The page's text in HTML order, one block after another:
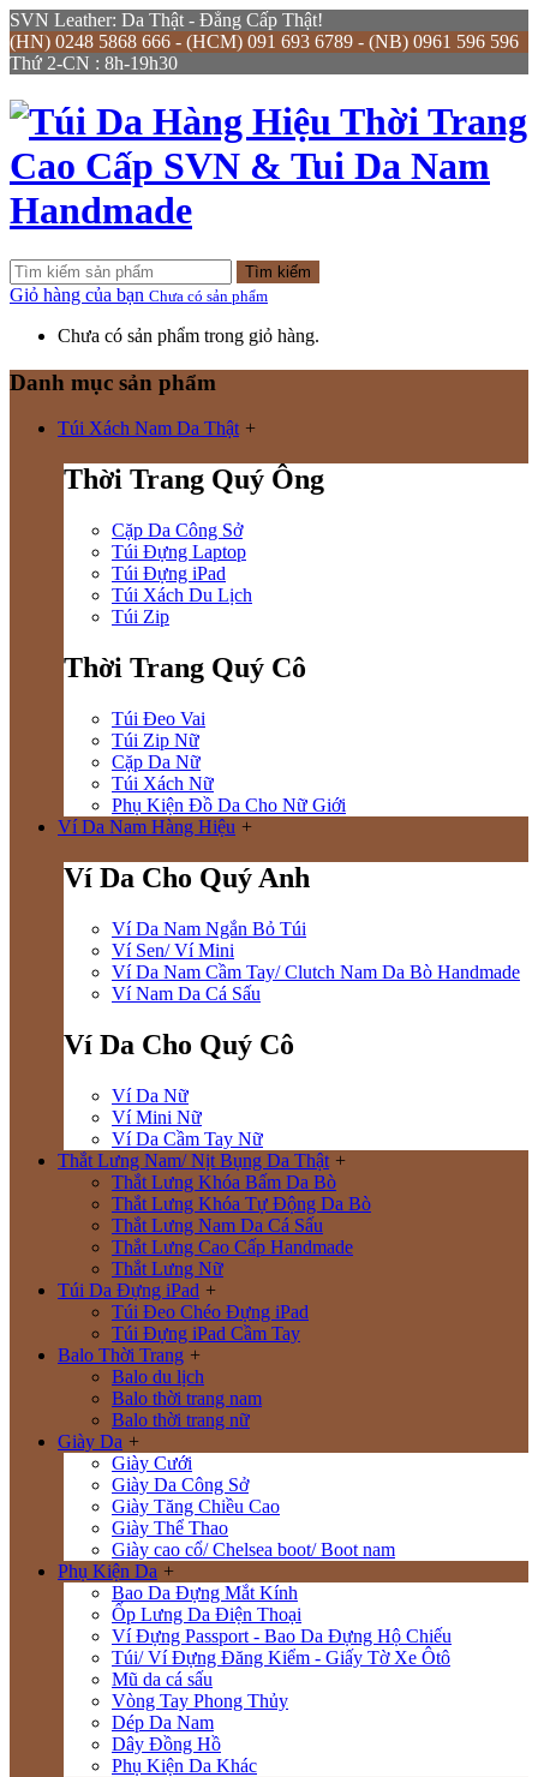
SVN Leather: Da Thật - Đẳng Cấp Thật!
(HN) 0248 5868 666 - (HCM) 091 693 6789 - (NB) 0961 596 596
Thứ 2-CN : 8h-19h30
Tìm kiếm
Giỏ hàng của bạn Chưa có sản phẩm
Chưa có sản phẩm trong giỏ hàng.
Danh mục sản phẩm
Túi Xách Nam Da Thật +
Thời Trang Quý Ông
Cặp Da Công Sở
Túi Đựng Laptop
Túi Đựng iPad
Túi Xách Du Lịch
Túi Zip
Thời Trang Quý Cô
Túi Đeo Vai
Túi Zip Nữ
Cặp Da Nữ
Túi Xách Nữ
Phụ Kiện Đồ Da Cho Nữ Giới
Ví Da Nam Hàng Hiệu +
Ví Da Cho Quý Anh
Ví Da Nam Ngắn Bỏ Túi
Ví Sen/ Ví Mini
Ví Da Nam Cầm Tay/ Clutch Nam Da Bò Handmade
Ví Nam Da Cá Sấu
Ví Da Cho Quý Cô
Ví Da Nữ
Ví Mini Nữ
Ví Da Cầm Tay Nữ
Thắt Lưng Nam/ Nịt Bụng Da Thật +
Thắt Lưng Khóa Bấm Da Bò
Thắt Lưng Khóa Tự Động Da Bò
Thắt Lưng Nam Da Cá Sấu
Thắt Lưng Cao Cấp Handmade
Thắt Lưng Nữ
Túi Da Đựng iPad +
Túi Đeo Chéo Đựng iPad
Túi Đựng iPad Cầm Tay
Balo Thời Trang +
Balo du lịch
Balo thời trang nam
Balo thời trang nữ
Giày Da +
Giày Cưới
Giày Da Công Sở
Giày Tăng Chiều Cao
Giày Thể Thao
Giày cao cổ/ Chelsea boot/ Boot nam
Phụ Kiện Da +
Bao Da Đựng Mắt Kính
Ốp Lưng Da Điện Thoại
Ví Đựng Passport - Bao Da Đựng Hộ Chiếu
Túi/ Ví Đựng Đăng Kiểm - Giấy Tờ Xe Ôtô
Mũ da cá sấu
Vòng Tay Phong Thủy
Dép Da Nam
Dây Đồng Hồ
Phụ Kiện Da Khác